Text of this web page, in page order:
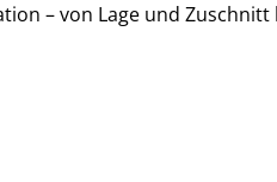
– von Lage und